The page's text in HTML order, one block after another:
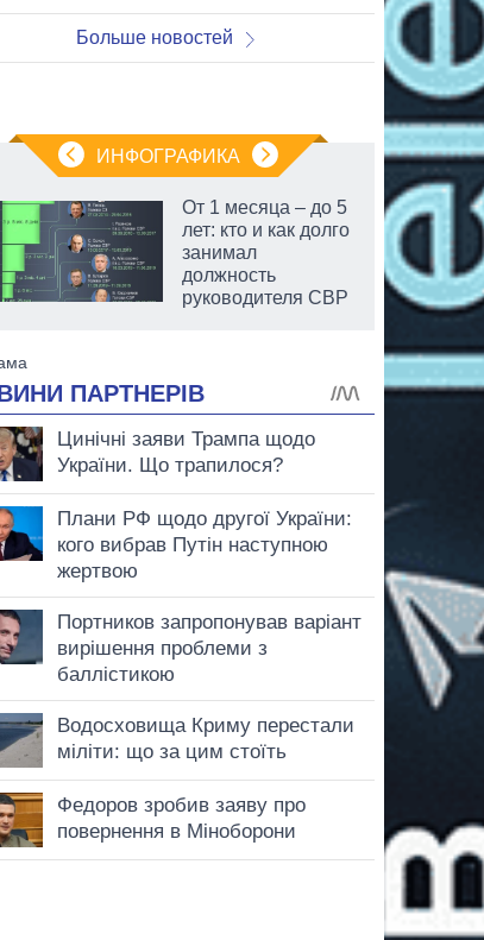
Больше новостей
ИНФОГРАФИКА
От 1 месяца – до 5
лет: кто и как долго
занимал
должность
руководителя СВР